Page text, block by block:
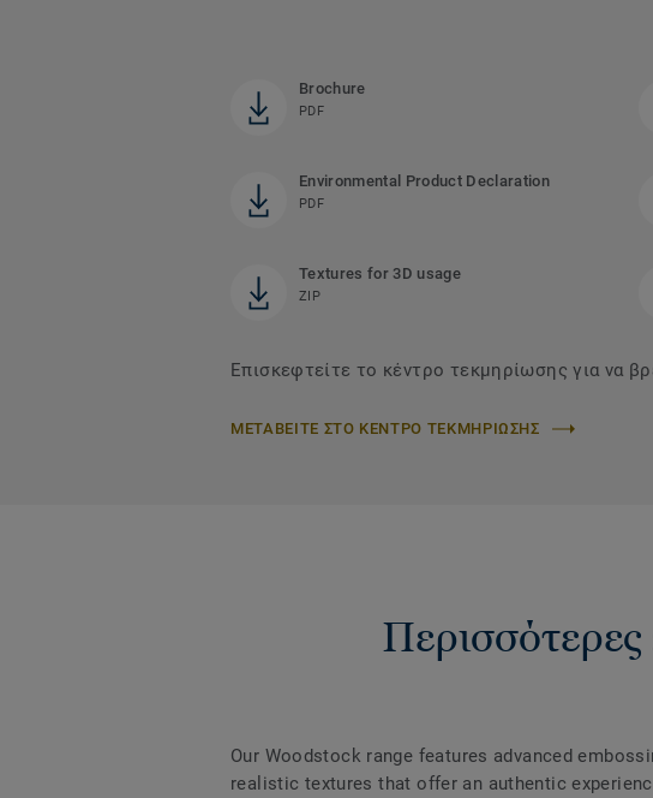
Brochure
PDF
Environmental Product Declaration
PDF
Textures for 3D usage
ZIP
Επισκεφτείτε το κέντρο τεκμηρίωσης για να
ΜΕΤΑΒΕΙΤΕ ΣΤΟ ΚΕΝΤΡΟ ΤΕΚΜΗΡΙΩΣΗΣ
Our Woodstock range features advanced
realistic textures that offer an authentic